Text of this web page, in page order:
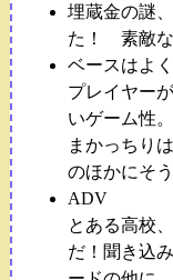
埋蔵金の謎
た！ 素敵な
ベースはよ
プレイヤー
いゲーム性
まかっちり
のほかにそ
ADV
とある高校
だ！聞き込